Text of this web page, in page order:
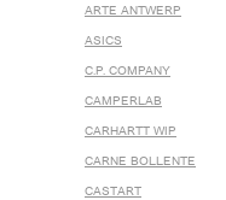
ARTE ANTWERP
ASICS
C.P. COMPANY
CAMPERLAB
CARHARTT WIP
CARNE BOLLENTE
CASTART